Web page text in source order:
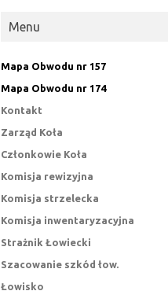
Menu
Mapa Obwodu nr 157
Mapa Obwodu nr 174
Kontakt
Zarząd Koła
Członkowie Koła
Komisja rewizyjna
Komisja strzelecka
Komisja inwentaryzacyjna
Strażnik Łowiecki
Szacowanie szkód łow.
Łowisko